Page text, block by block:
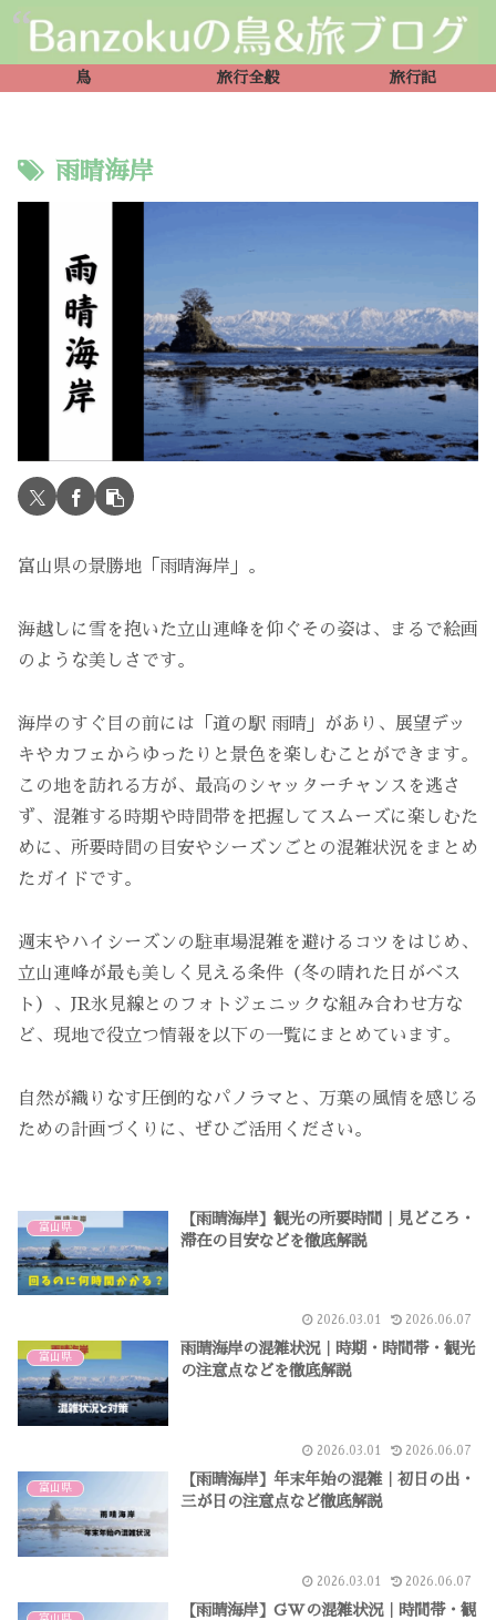
鳥 旅行全般 旅行記
雨晴海岸
富山県の景勝地「雨晴海岸」。
海越しに雪を抱いた立山連峰を仰ぐその姿は、まるで絵画
のような美しさです。
海岸のすぐ目の前には「道の駅 雨晴」があり、展望デッ
キやカフェからゆったりと景色を楽しむことができます。
この地を訪れる方が、最高のシャッターチャンスを逃さ
ず、混雑する時期や時間帯を把握してスムーズに楽しむた
めに、所要時間の目安やシーズンごとの混雑状況をまとめ
たガイドです。
週末やハイシーズンの駐車場混雑を避けるコツをはじめ、
立山連峰が最も美しく見える条件（冬の晴れた日がベス
ト）、JR氷見線とのフォトジェニックな組み合わせ方な
ど、現地で役立つ情報を以下の一覧にまとめています。
自然が織りなす圧倒的なパノラマと、万葉の風情を感じる
ための計画づくりに、ぜひご活用ください。
富山県
【雨晴海岸】観光の所要時間｜見どころ・
滞在の目安などを徹底解説
2026.03.01 2026.06.07
富山県
雨晴海岸の混雑状況｜時期・時間帯・観光
の注意点などを徹底解説
2026.03.01 2026.06.07
富山県
【雨晴海岸】年末年始の混雑｜初日の出・
三が日の注意点など徹底解説
2026.03.01 2026.06.07
【雨晴海岸】GWの混雑状況｜時間帯・観